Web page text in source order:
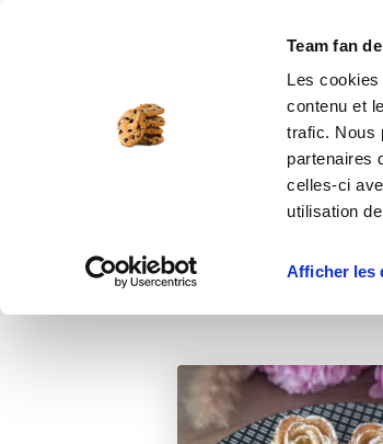
Team fan
Les
contenu et
trafic. Nous
partenaires
celles-ci
utilisation
Afficher les